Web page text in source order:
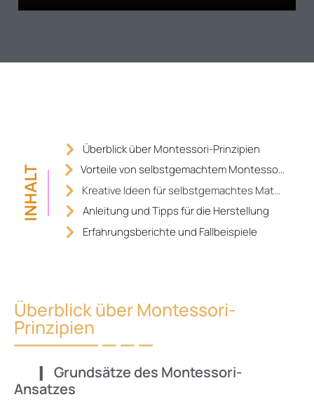
INHALT
Überblick über Montessori-Prinzipien
Vorteile von selbstgemachtem Montessori-Material
Kreative Ideen für selbstgemachtes Material
Anleitung und Tipps für die Herstellung
Erfahrungsberichte und Fallbeispiele
Überblick über Montessori-
Prinzipien
Grundsätze des Montessori-
Ansatzes